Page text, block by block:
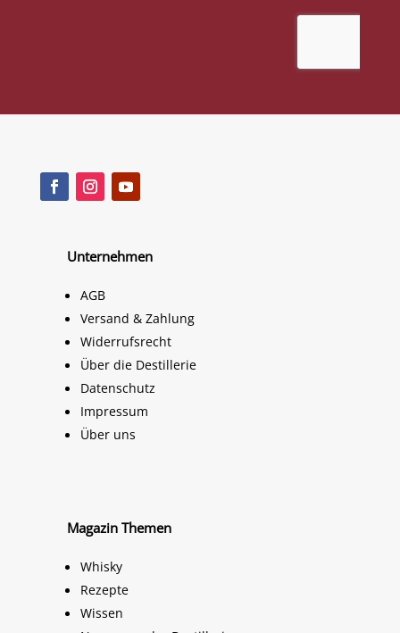
Unternehmen
AGB
Versand & Zahlung
Widerrufsrecht
Über die Destillerie
Datenschutz
Impressum
Über uns
Magazin Themen
Whisky
Rezepte
Wissen